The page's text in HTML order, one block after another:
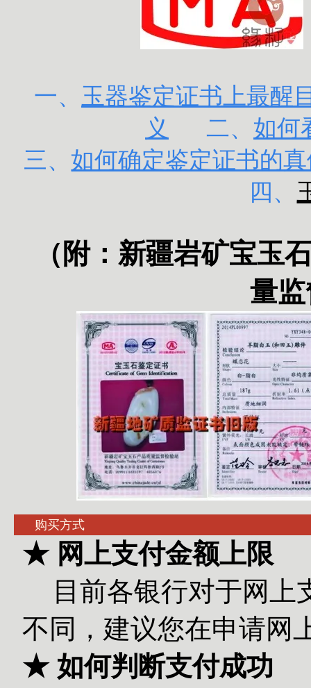
一、 玉器鉴定证书上最醒
义
二、 如何
三、 如何确定鉴定证书的
四、
（附： 新疆岩矿宝玉
量
购买方式
★ 网上支付金额上限
目前各银行对于网
不同，建议您在申请网
★ 如何判断支付成功